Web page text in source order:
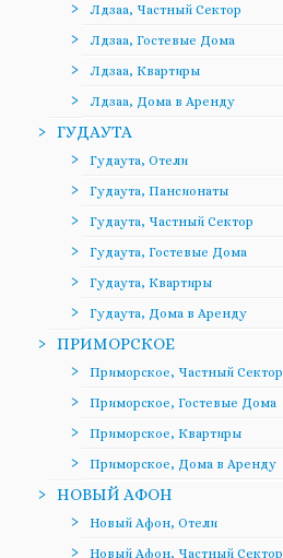
Лдзаа, Частный Сектор
Лдзаа, Гостевые Дома
Лдзаа, Квартиры
Лдзаа, Дома в Аренду
ГУДАУТА
Гудаута, Отели
Гудаута, Пансионаты
Гудаута, Частный Сектор
Гудаута, Гостевые Дома
Гудаута, Квартиры
Гудаута, Дома в Аренду
ПРИМОРСКОЕ
Приморское, Частный Сектор
Приморское, Гостевые Дома
Приморское, Квартиры
Приморское, Дома в Аренду
НОВЫЙ АФОН
Новый Афон, Отели
Новый Афон, Частный Сектор